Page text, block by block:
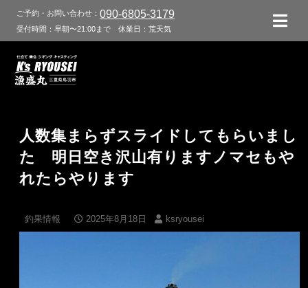
ご予約・お問い合わせ： 090-6805-3179
受付時間：早朝〜21:00まで 休業日：荒天気
人数集まらずスライドしてもらいまし
た 明日空き沢山有りますノマセもや
れたらやります
釣果情報 2025年8月18日 ksryousei